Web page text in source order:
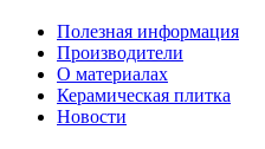
Полезная информация
Производители
О материалах
Керамическая плитка
Новости